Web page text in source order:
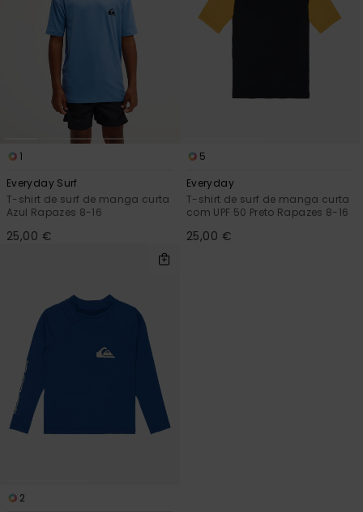
1
Everyday Surf
T-shirt de surf de manga curta
Azul Rapazes 8-16
25,00 €
5
Everyday
T-shirt de surf de manga curta
com UPF 50 Preto Rapazes 8-16
25,00 €
2